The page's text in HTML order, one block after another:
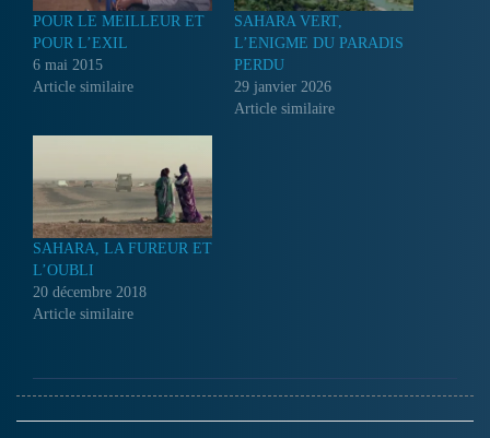
POUR LE MEILLEUR ET
POUR L’EXIL
6 mai 2015
Article similaire
SAHARA VERT,
L’ENIGME DU PARADIS
PERDU
29 janvier 2026
Article similaire
SAHARA, LA FUREUR ET
L’OUBLI
20 décembre 2018
Article similaire